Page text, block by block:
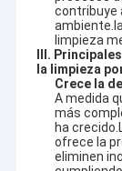
contribuye
limpieza
III.
la limpieza
Crece la
A medida
más
ha
ofrece la
eliminen